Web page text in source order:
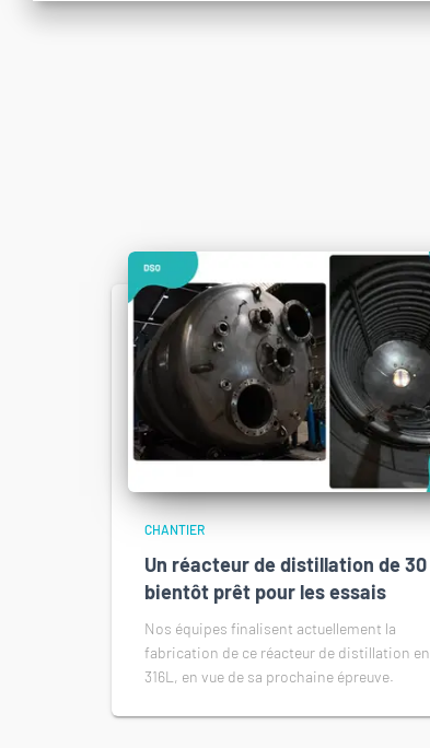
CHANTIER
Un réacteur de distillation de 30
bientôt prêt pour les essais
Nos équipes finalisent actuellement la
fabrication de ce réacteur de distillation
316L, en vue de sa prochaine épreuve.